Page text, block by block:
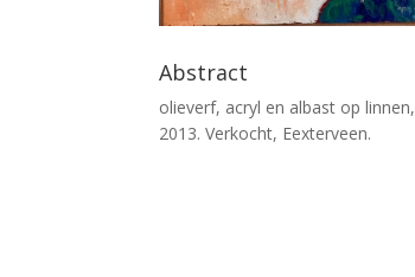
Abstract
olieverf, acryl en albast op linnen,
2013. Verkocht, Eexterveen.